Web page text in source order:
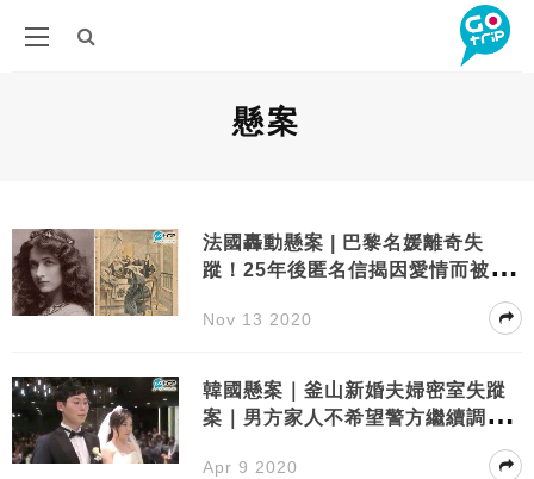
懸案
法國轟動懸案 | 巴黎名媛離奇失
蹤！25年後匿名信揭因愛情而被軟
Nov 13 2020
韓國懸案｜釜山新婚夫婦密室失蹤
案｜男方家人不希望警方繼續調
Apr 9 2020